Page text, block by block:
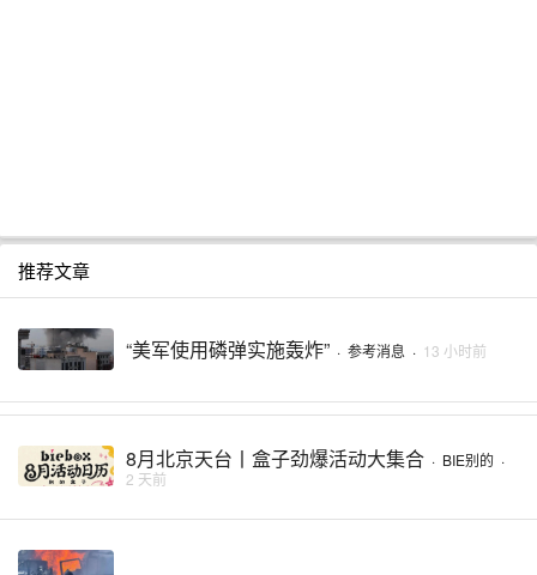
推荐文章
“美军使用磷弹实施轰炸” · 参考消息 · 13 小时前
8月北京天台丨盒子劲爆活动大集合 · BIE别的 ·
2 天前